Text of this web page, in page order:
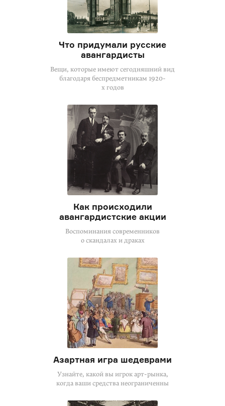
Что придумали русские
авангардисты
Вещи, которые имеют сегодняшний вид
благодаря беспредметникам 1920-
х годов
Как происходили
авангардистские акции
Воспоминания современников
о скандалах и драках
Азартная игра шедеврами
Узнайте, какой вы игрок арт-рынка,
когда ваши средства неограниченны